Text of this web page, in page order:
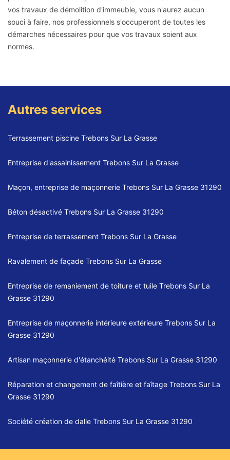
vos travaux de démolition d'immeuble, vous n'aurez aucun
souci à faire, nos professionnels s'occuperont de toutes les
démarches nécessaires pour que vos travaux soient aux
normes.
Autres services
Terrassement piscine Trebons Sur La Grasse
Entreprise d'assainissement Trebons Sur La Grasse
Maçon, entreprise de maçonnerie Trebons Sur La Grasse 31290
Béton désactivé Trebons Sur La Grasse 31290
Entreprise de terrassement Trebons Sur La Grasse
Ravalement de façade Trebons Sur La Grasse
Entreprise de remaniement de toiture et tuile Trebons Sur La
Grasse 31290
Entreprise de maçonnerie intérieure extérieure Trebons Sur La
Grasse 31290
Artisan maçonnerie d'étanchéité Trebons Sur La Grasse 31290
Réparation et changement de faîtière et faîtage Trebons Sur La
Grasse 31290
Société création de dalle Trebons Sur La Grasse 31290